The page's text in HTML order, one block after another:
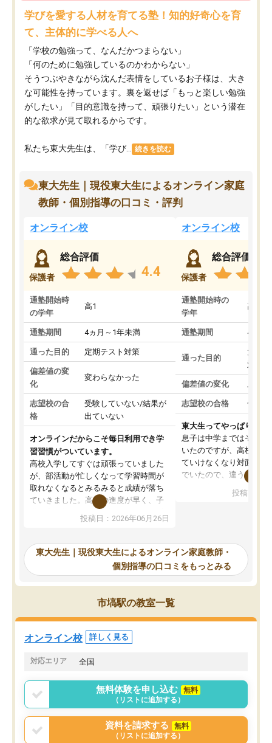
学びを愛する人材を育てる塾！知的好奇心を育
て、主体的に学べる人へ
「学校の勉強って、なんだかつまらない」
「何のために勉強しているのかわからない」
そうつぶやきながら沈んだ表情をしているお子様は、大き
な可能性を持っています。裏を返せば「もっと楽しい勉強
がしたい」「目的意識を持って、頑張りたい」という潜在
的な欲求が見て取れるからです。
私たち東大先生は、「学び... 続きを読む
東大先生｜現役東大生によるオンライン家庭
教師・個別指導の口コミ・評判
オンライン校
保護者
総合評価
4.4
通塾開始時
の学年
高1
通塾期間 4ヵ月～1年未満
通った目的 定期テスト対策
偏差値の変
化
変わらなかった
志望校の合
格
受験していない/結果が
出ていない
オンラインだからこそ毎日利用でき学
習習慣がついています。
高校入学してすぐは頑張っていました
が、部活動が忙しくなって学習時間が
取れなくなるとみるみると成績が落ち
ていきました。高校の進度が早く、子
供も家に帰って勉強の話すると嫌な反
応を示します。東大先生にお願いして
れるので、親としても安心です。毎日
使える自習室とかもあり、わからない
ところがあれば先生が回答してくれる
のも重宝しています。
投稿日：2026年06月26日
オンライン校
保護者
総合評価
通塾開始時の
学年
高3
通塾期間 4ヵ月
通った目的
大学
対策
偏差値の変化
志望校の合格 合格
東大生ってやっぱりすご
息子は中学まではそこそ
いたのですが、高校に入
ていけなくなり対面の塾
でいたので、違うアプロ
で、当初は模試でD判定
自習室が毎日使えていつ
るのが心強かったよう
謝です。
投稿日：
東大先生｜現役東大生によるオンライン家庭教師・
個別指導の口コミをもっとみる
市塙駅の教室一覧
オンライン校 詳しく見る
対応エリア 全国
無料体験を申し込む
無料
（リストに追加する）
資料を請求する
無料
（リストに追加する）